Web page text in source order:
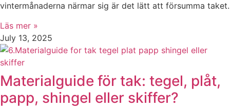
vintermånaderna närmar sig är det lätt att försumma taket.
Läs mer »
July 13, 2025
Materialguide för tak: tegel, plåt,
papp, shingel eller skiffer?